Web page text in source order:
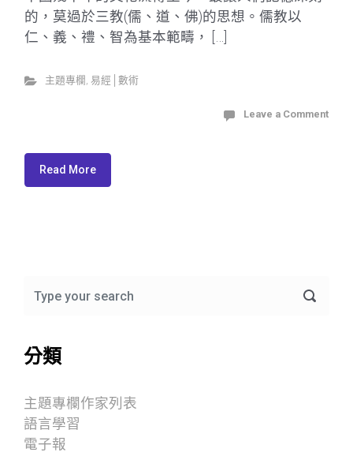
的，莫過於三教(儒、道、佛)的思想。儒教以
仁、義、禮、智為基本範疇， […]
主題專欄 , 易經│數術
Leave a Comment
Read More
分類
主題專欄作家列表
語言學習
電子報